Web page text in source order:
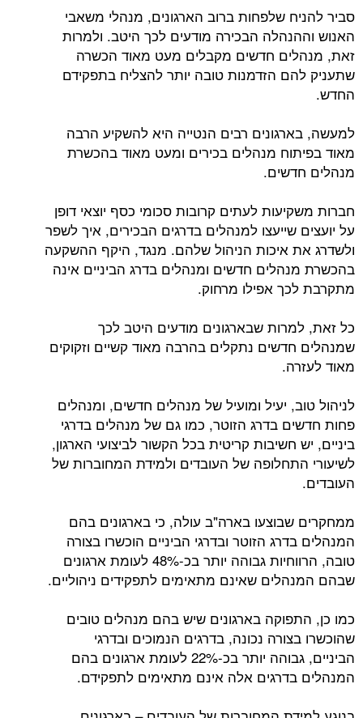
סביר להניח שלפחות ברוב הארגונים, מנהלי משאבי
האנוש וההנהלה הבכירה מודעים לכך היטב. ולמרות
זאת, מנהלים חדשים מקבלים מעט מאוד הכשרה
שתעניק להם הזדמנות טובה יותר להצליח בתפקידם
החדש.
למעשה, בארגונים רבים הנטייה היא להשקיע הרבה
מאוד בפיתוח מנהלים בכירים ומעט מאוד בהכשרת
מנהלים חדשים.
חברות משקיעות לעתים קרובות סכומי כסף יוצאי דופן
על יועצים שייעצו למנהלים בדרגים הבכירים, איך לשפר
ולשדרג את איכות הניהול שלהם. מנגד, היקף ההשקעה
בהכשרת מנהלים חדשים ומנהלים בדרג הביניים אינה
מתקרבת לכך אפילו מרחוק.
כל זאת, למרות שבארגונים מודעים היטב לכך
שמנהלים חדשים נתקלים בהרבה מאוד קשיים וזקוקים
מאוד לעזרה.
לניהול טוב, יעיל ומועיל של מנהלים חדשים, ומנהלים
פחות חדשים בדרג הזוטר, כמו גם של מנהלים בדרגי
ביניים, יש חשיבות קריטית בכל הקשור לביצועי הארגון,
לשיעורי התחלופה של העובדים ולמידת המחוברות של
העובדים.
ממחקרים שבוצעו בארה"ב עולה, כי בארגונים בהם
המנהלים בדרג הזוטר ובדרגי הביניים הוכשרו בצורה
טובה, הרווחיות גבוהה יותר בכ-48% לעומת ארגונים
שבהם המנהלים שאינם מתאימים לתפקידים ניהוליים.
כמו כן, התפוקה בארגונים שיש בהם מנהלים טובים
שהוכשרו בצורה נכונה, בדרגים הנמוכים ובדרגי
הביניים, גבוהה יותר בכ-22% לעומת ארגונים בהם
המנהלים בדרגים אלה אינם מתאימים לתפקידם.